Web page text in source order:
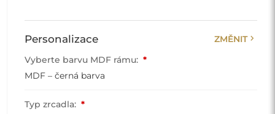
Personalizace ZMĚNITchevron_right
Vyberte barvu MDF rámu: *
MDF – černá barva
Typ zrcadla: *